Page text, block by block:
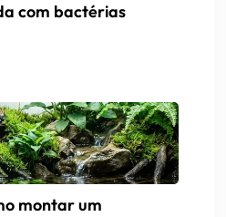
com bactérias
montar um